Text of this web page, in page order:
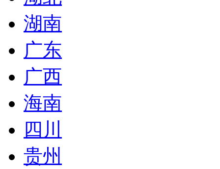
湖南
广东
广西
海南
四川
贵州